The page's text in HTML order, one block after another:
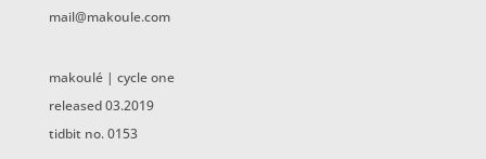
mail@makoule.com
makoulé | cycle one
released 03.2019
tidbit no. 0153